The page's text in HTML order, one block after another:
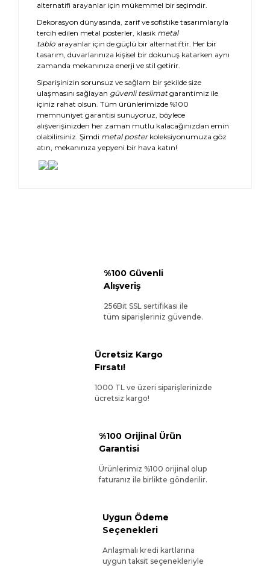
alternatifi arayanlar için mükemmel bir seçimdir.
Dekorasyon dünyasında, zarif ve sofistike tasarımlarıyla
tercih edilen metal posterler, klasik metal
tablo arayanlar için de güçlü bir alternatiftir. Her bir
tasarım, duvarlarınıza kişisel bir dokunuş katarken aynı
zamanda mekanınıza enerji ve stil getirir.
Siparişinizin sorunsuz ve sağlam bir şekilde size
ulaşmasını sağlayan güvenli teslimatgarantimiz ile
içiniz rahat olsun. Tüm ürünlerimizde %100
memnuniyet garantisi sunuyoruz, böylece
alışverişinizden her zaman mutlu kalacağınızdan emin
olabilirsiniz. Şimdi metal posterkoleksiyonumuza göz
atın, mekanınıza yepyeni bir hava katın!
%100 Güvenli
Alışveriş
256Bit SSL sertifikası ile
tüm siparişleriniz güvende.
Ücretsiz Kargo
Fırsatı!
1000 TL ve üzeri siparişlerinizde
ücretsiz kargo!
%100 Orijinal Ürün
Garantisi
Ürünlerimiz %100 orijinal olup
faturanız ile birlikte gönderilir.
Uygun Ödeme
Seçenekleri
Anlaşmalı kredi kartlarına
uygun taksit seçenekleriyle